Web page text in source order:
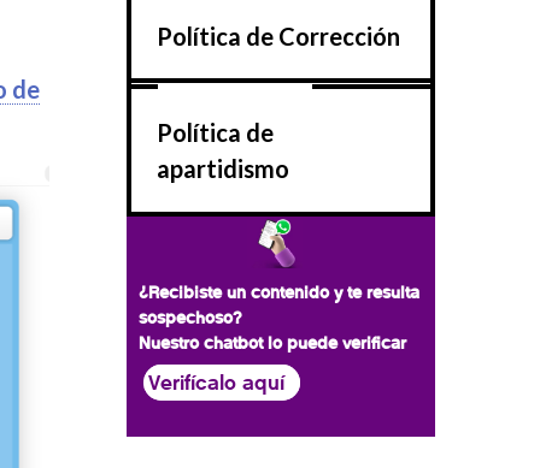
de
Política de Corrección
Política de
apartidismo
¿Recibiste un contenido y te resulta
sospechoso?
Nuestro chatbot lo puede verificar
Verifícalo aquí